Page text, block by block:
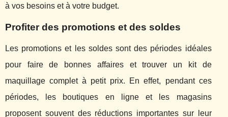
à vos besoins et à votre budget.
Profiter des promotions et des soldes
Les promotions et les soldes sont des périodes idéales
pour faire de bonnes affaires et trouver un kit de
maquillage complet à petit prix. En effet, pendant ces
périodes, les boutiques en ligne et les magasins
proposent souvent des réductions importantes sur leur